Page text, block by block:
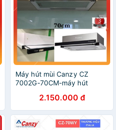
Máy hút mùi Canzy CZ
7002G-70CM-máy hút
khoẻ,chạy êm,máy
tốt,đẹp,chính hãng ,giá rẻ-
BH 24 THÁNG
2.150.000 đ